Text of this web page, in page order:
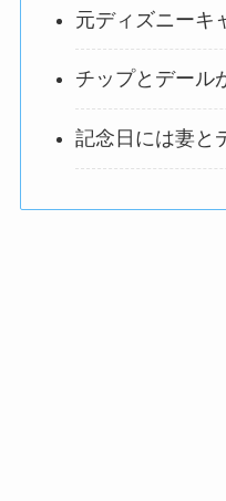
元ディズニーキ
チップとデール
記念日には妻と